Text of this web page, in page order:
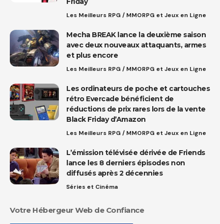
Les Meilleurs RPG / MMORPG et Jeux en Ligne
Mecha BREAK lance la deuxième saison
avec deux nouveaux attaquants, armes
et plus encore
Les Meilleurs RPG / MMORPG et Jeux en Ligne
Les ordinateurs de poche et cartouches
rétro Evercade bénéficient de
réductions de prix rares lors de la vente
Black Friday d’Amazon
Les Meilleurs RPG / MMORPG et Jeux en Ligne
L’émission télévisée dérivée de Friends
lance les 8 derniers épisodes non
diffusés après 2 décennies
Séries et Cinéma
Votre Hébergeur Web de Confiance